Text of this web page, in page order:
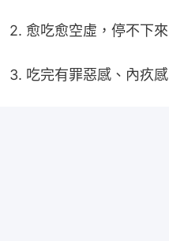
2. 愈吃愈空虛，停不下來
3. 吃完有罪惡感、內疚感